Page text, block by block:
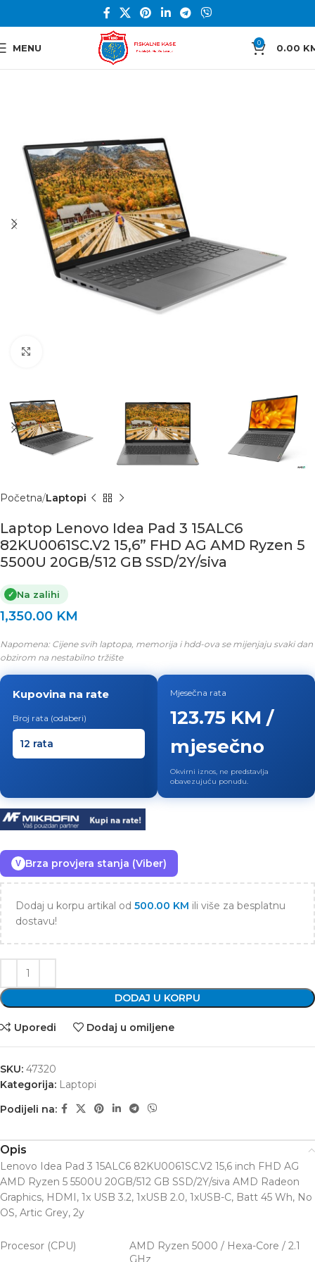
MENU 0 0.00
Početna Laptopi
Laptop Lenovo Idea Pad 3 15ALC6
82KU0061SC.V2 15,6” FHD AG AMD Ryzen 5
5500U 20GB/512 GB SSD/2Y/siva
✓ Na zalihi
1,350.00 KM
Napomena: Cijene svih laptopa, memorija i hdd-ova se mijenjaju svaki dan
obzirom na nestabilno tržište
Kupovina na rate
Broj rata (odaberi)
Mjesečna rata
123.75 KM /
mjesečno
Okvirni iznos, ne predstavlja
obavezujuću ponudu.
V Brza provjera stanja (Viber)
Dodaj u korpu artikal od 500.00 KM ili više za besplatnu
dostavu!
DODAJ U KORPU
Uporedi Dodaj u omiljene
SKU: 47320
Kategorija: Laptopi
Podijeli na:
Opis
Lenovo Idea Pad 3 15ALC6 82KU0061SC.V2 15,6 inch FHD AG
AMD Ryzen 5 5500U 20GB/512 GB SSD/2Y/siva AMD Radeon
Graphics, HDMI, 1x USB 3.2, 1xUSB 2.0, 1xUSB-C, Batt 45 Wh, No
OS, Artic Grey, 2y
Procesor (CPU)
AMD Ryzen 5000 / Hexa-Core / 2.1
GHz